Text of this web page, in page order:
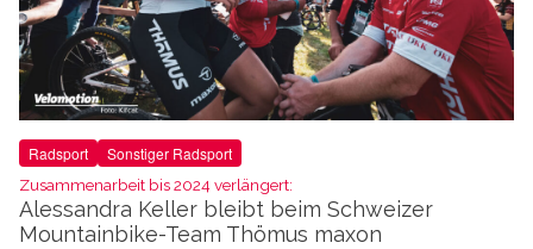
Radsport Sonstiger Radsport
Zusammenarbeit bis 2024 verlängert:
Alessandra Keller bleibt beim Schweizer
Mountainbike-Team Thömus maxon